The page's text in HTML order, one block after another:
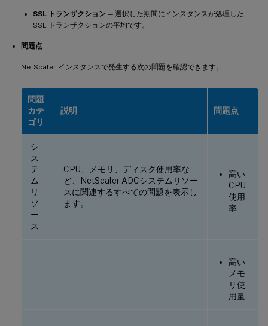
SSL トランザクション — 選択した期間にインスタンスが処理した
SSL トランザクションの平均です。
問題点
NetScaler インスタンスで発生する次の問題を確認できます。
問題
カテ
ゴリ
説明 問題点
シ
ス
テ
ム
リ
ソ
ー
ス
CPU、メモリ、ディスク使用率な
ど、NetScaler ADCシステムリソー
スに関連するすべての問題を表示し
ます。
高い
CPU
使用
率
高い
メモ
リ使
用量